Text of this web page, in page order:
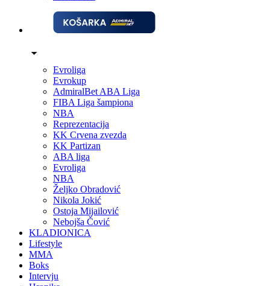
Evroliga
Evrokup
AdmiralBet ABA Liga
FIBA Liga šampiona
NBA
Reprezentacija
KK Crvena zvezda
KK Partizan
ABA liga
Evroliga
NBA
Željko Obradović
Nikola Jokić
Ostoja Mijailović
Nebojša Čović
KLADIONICA
Lifestyle
MMA
Boks
Intervju